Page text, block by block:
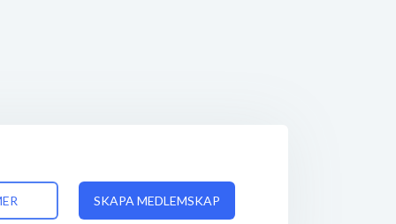
SKAPA MEDLEMSKAP